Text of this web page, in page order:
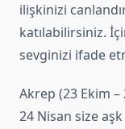
ilişkinizi
katılabilirsiniz.
sevginizi ifade
Akrep (23 Ekim –
24 Nisan size